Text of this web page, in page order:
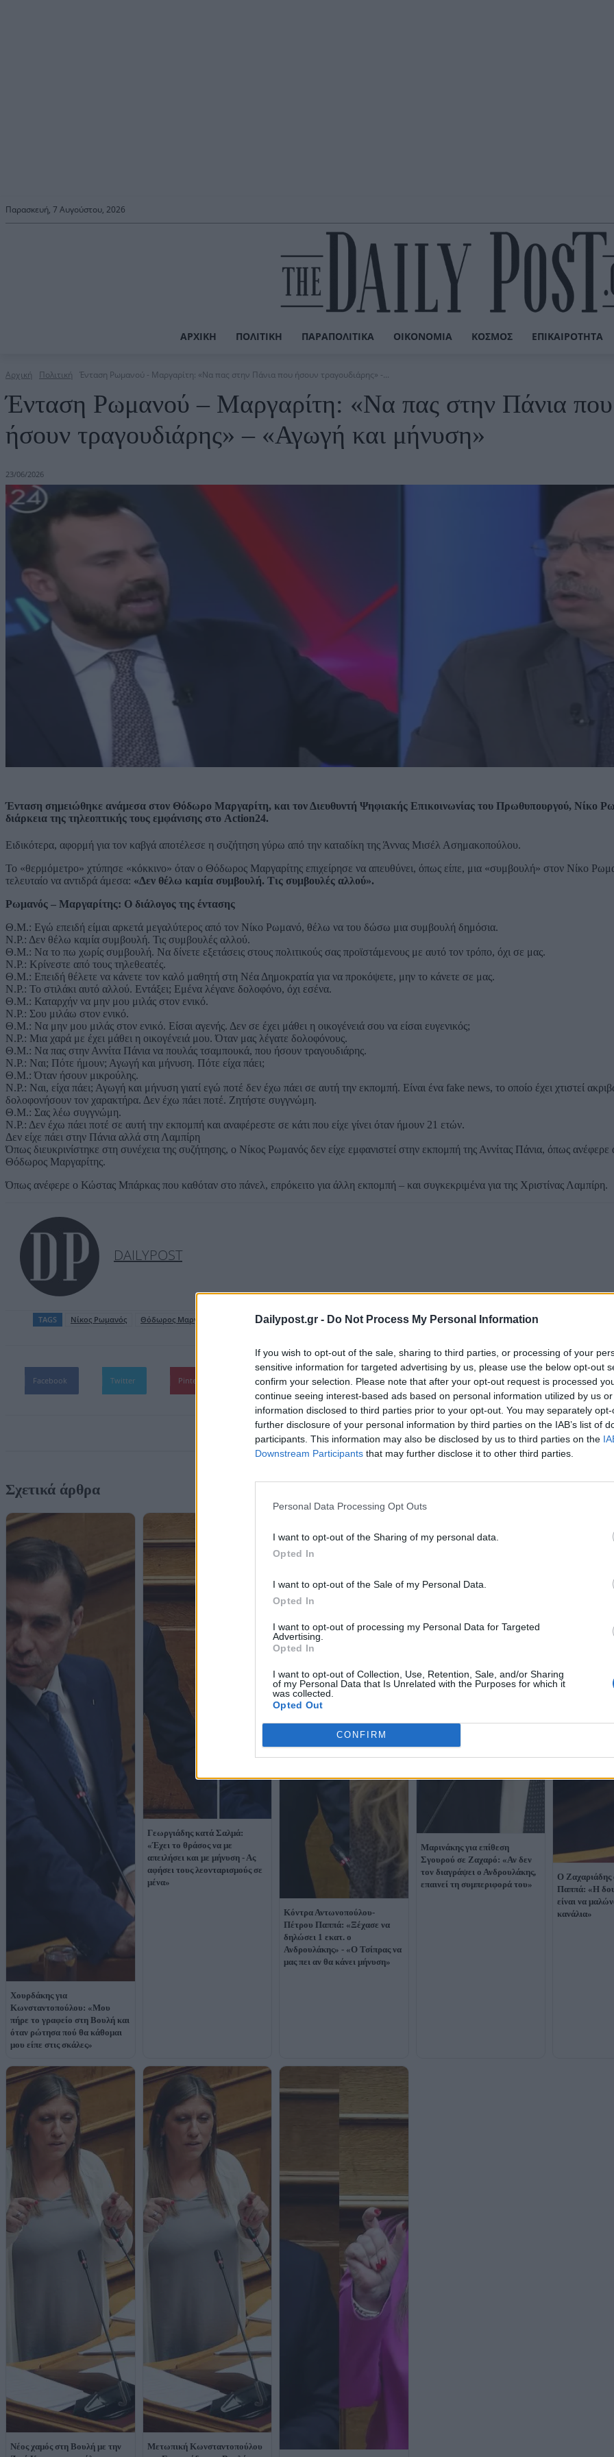
Dailypost.gr - Do Not Process My Personal Information
If you wish to opt-out of the sale, sharing to third parties, or processing of your
sensitive information for targeted advertising by us, please use the below opt-out
confirm your selection. Please note that after your opt-out request is processed
continue seeing interest-based ads based on personal information utilized by us
information disclosed to third parties prior to your opt-out. You may separately
further disclosure of your personal information by third parties on the IAB’s list of
participants. This information may also be disclosed by us to third parties on the
Downstream Participants that may further disclose it to other third parties.
Personal Data Processing Opt Outs
I want to opt-out of the Sharing of my personal data.
Opted In
I want to opt-out of the Sale of my Personal Data.
Opted In
I want to opt-out of processing my Personal Data for Targeted
Advertising.
Opted In
I want to opt-out of Collection, Use, Retention, Sale, and/or Sharing
of my Personal Data that Is Unrelated with the Purposes for which it
was collected.
Opted Out
CONFIRM
Παρασκευή, 7 Αυγούστου, 2026
ΑΡΧΙΚΉ ΠΟΛΙΤΙΚΉ ΠΑΡΑΠΟΛΙΤΙΚΆ ΟΙΚΟΝΟΜΊΑ ΚΌΣΜΟΣ ΕΠΙΚΑΙΡΌΤΗΤΑ
Αρχική Πολιτική Ένταση Ρωμανού - Μαργαρίτη: «Να πας στην Πάνια που ήσουν τραγουδιάρης» -...
Ένταση Ρωμανού – Μαργαρίτη: «Να πας στην Πάνια που
ήσουν τραγουδιάρης» – «Αγωγή και μήνυση»
23/06/2026
Ένταση σημειώθηκε ανάμεσα στον Θόδωρο Μαργαρίτη, και τον Διευθυντή Ψηφιακής Επικοινωνίας του Πρωθυπουργού, Νίκο
διάρκεια της τηλεοπτικής τους εμφάνισης στο Action24.
Ειδικότερα, αφορμή για τον καβγά αποτέλεσε η συζήτηση γύρω από την καταδίκη της Άννας Μισέλ Ασημακοπούλου.
Το «θερμόμετρο» χτύπησε «κόκκινο» όταν ο Θόδωρος Μαργαρίτης επιχείρησε να απευθύνει, όπως είπε, μια «συμβουλή» στον Νίκο
τελευταίο να αντιδρά άμεσα: «Δεν θέλω καμία συμβουλή. Τις συμβουλές αλλού».
Ρωμανός – Μαργαρίτης: Ο διάλογος της έντασης
Θ.Μ.: Εγώ επειδή είμαι αρκετά μεγαλύτερος από τον Νίκο Ρωμανό, θέλω να του δώσω μια συμβουλή δημόσια.
Ν.Ρ.: Δεν θέλω καμία συμβουλή. Τις συμβουλές αλλού.
Θ.Μ.: Να το πω χωρίς συμβουλή. Να δίνετε εξετάσεις στους πολιτικούς σας προϊστάμενους με αυτό τον τρόπο, όχι σε μας.
Ν.Ρ.: Κρίνεστε από τους τηλεθεατές.
Θ.Μ.: Επειδή θέλετε να κάνετε τον καλό μαθητή στη Νέα Δημοκρατία για να προκόψετε, μην το κάνετε σε μας.
Ν.Ρ.: Το στιλάκι αυτό αλλού. Εντάξει; Εμένα λέγανε δολοφόνο, όχι εσένα.
Θ.Μ.: Καταρχήν να μην μου μιλάς στον ενικό.
Ν.Ρ.: Σου μιλάω στον ενικό.
Θ.Μ.: Να μην μου μιλάς στον ενικό. Είσαι αγενής. Δεν σε έχει μάθει η οικογένειά σου να είσαι ευγενικός;
Ν.Ρ.: Μια χαρά με έχει μάθει η οικογένειά μου. Όταν μας λέγατε δολοφόνους.
Θ.Μ.: Να πας στην Αννίτα Πάνια να πουλάς τσαμπουκά, που ήσουν τραγουδιάρης.
Ν.Ρ.: Ναι; Πότε ήμουν; Αγωγή και μήνυση. Πότε είχα πάει;
Θ.Μ.: Όταν ήσουν μικρούλης.
Ν.Ρ.: Ναι, είχα πάει; Αγωγή και μήνυση γιατί εγώ ποτέ δεν έχω πάει σε αυτή την εκπομπή. Είναι ένα fake news, το οποίο έχει χτιστεί
δολοφονήσουν τον χαρακτήρα. Δεν έχω πάει ποτέ. Ζητήστε συγγνώμη.
Θ.Μ.: Σας λέω συγγνώμη.
Ν.Ρ.: Δεν έχω πάει ποτέ σε αυτή την εκπομπή και αναφέρεστε σε κάτι που είχε γίνει όταν ήμουν 21 ετών.
Δεν είχε πάει στην Πάνια αλλά στη Λαμπίρη
Όπως διευκρινίστηκε στη συνέχεια της συζήτησης, ο Νίκος Ρωμανός δεν είχε εμφανιστεί στην εκπομπή της Αννίτας Πάνια, όπως ανέφερε
Θόδωρος Μαργαρίτης.
Όπως ανέφερε ο Κώστας Μπάρκας που καθόταν στο πάνελ, επρόκειτο για άλλη εκπομπή – και συγκεκριμένα για της Χριστίνας Λαμπίρη.
DAILYPOST
TAGS Nίκος Ρωμανός Θόδωρος Μαργαρίτης
Facebook Twitter Pinterest WhatsApp
Σχετικά άρθρα
Χουρδάκης για
Κωνσταντοπούλου: «Μου
πήρε το γραφείο στη Βουλή και
όταν ρώτησα πού θα κάθομαι
μου είπε στις σκάλες»
Γεωργιάδης κατά Σαλμά:
«Έχει το θράσος να με
απειλήσει και με μήνυση - Ας
αφήσει τους λεονταρισμούς σε
μένα»
Κόντρα Αντωνοπούλου-
Πέτρου Παππά: «Ξέχασε να
δηλώσει 1 εκατ. ο
Ανδρουλάκης» - «Ο Τσίπρας να
μας πει αν θα κάνει μήνυση»
Μαρινάκης για επίθεση
Σγουρού σε Ζαχαρό: «Αν δεν
τον διαγράψει ο Ανδρουλάκης,
επαινεί τη συμπεριφορά του»
Ο Ζαχαριάδης
Παππά: «Η
είναι να
κανάλια»
Νέος χαμός στη Βουλή με την
Μετωπική Κωνσταντοπούλου